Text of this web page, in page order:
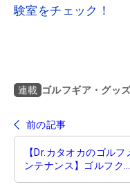
験室をチェック！
連載 ゴルフギア・グッ
前の記事
【Dr.カタオカのゴルフ
ンテナンス】ゴルフクラ